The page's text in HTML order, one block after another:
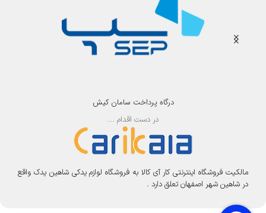
درگاه پرداخت سامان کیش
در دست اقدام ...
مالکیت فروشگاه اینترنتی کار آی کالا به فروشگاه لوازم یدکی شاهین یدک واقع
در شاهین شهر اصفهان تعلق دارد .